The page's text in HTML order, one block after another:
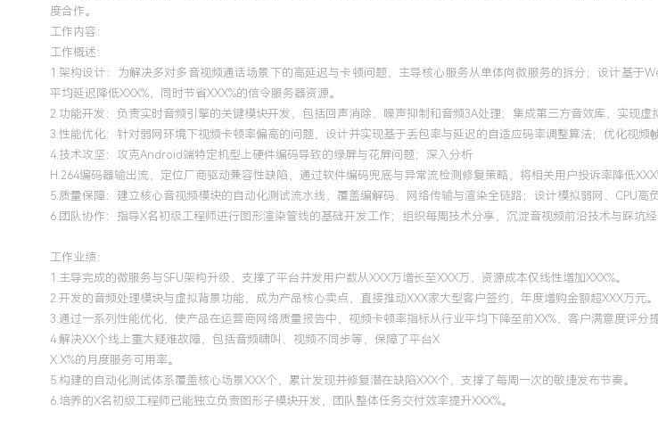
度合作。
工作内容：
工作概述：
1.架构设计：为解决多对多音视频通话场景下的高延迟与卡顿问题，主导核心服务从单体向微服务的拆分；设计基于
平均延迟降低XXX%，同时节省XXX%的信令服务器资源。
2.功能开发：负责实时音频引擎的关键模块开发，包括回声消除、噪声抑制和音频3A处理；集成第三方音效库，实现
3.性能优化：针对弱网环境下视频卡顿率偏高的问题，设计并实现基于丢包率与延迟的自适应码率调整算法；优化视频
4.技术攻坚：攻克Android端特定机型上硬件编码导致的绿屏与花屏问题；深入分析
H.264编码器输出流，定位厂商驱动兼容性缺陷，通过软件编码兜底与异常流检测修复策略，将相关用户投诉率降低
5.质量保障：建立核心音视频模块的自动化测试流水线，覆盖编解码、网络传输与渲染全链路；设计模拟弱网、CPU
6.团队协作：指导X名初级工程师进行图形渲染管线的基础开发工作；组织每周技术分享，沉淀音视频前沿技术与踩坑
工作业绩：
1.主导完成的微服务与SFU架构升级，支撑了平台并发用户数从XXX万增长至XXX万，资源成本仅线性增加XXX%。
2.开发的音频处理模块与虚拟背景功能，成为产品核心卖点，直接推动XXX家大型客户签约，年度增购金额超XXX万元。
3.通过一系列性能优化，使产品在运营商网络质量报告中，视频卡顿率指标从行业平均下降至前XX%，客户满意度评分提
4.解决XX个线上重大疑难故障，包括音频啸叫、视频不同步等，保障了平台X
X.X%的月度服务可用率。
5.构建的自动化测试体系覆盖核心场景XXX个，累计发现并修复潜在缺陷XXX个，支撑了每周一次的敏捷发布节奏。
6.培养的X名初级工程师已能独立负责图形子模块开发，团队整体任务交付效率提升XXX%。